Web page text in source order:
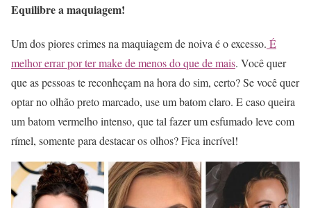
Equilibre a maquiagem!
Um dos piores crimes na maquiagem de noiva é o excesso. É
melhor errar por ter make de menos do que de mais. Você quer
que as pessoas te reconheçam na hora do sim, certo? Se você quer
optar no olhão preto marcado, use um batom claro. E caso queira
um batom vermelho intenso, que tal fazer um esfumado leve com
rímel, somente para destacar os olhos? Fica incrível!